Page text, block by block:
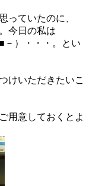
っていたのに、
今日の私は
－）・・・。とい
けいただきたいこ
用意しておくとよ